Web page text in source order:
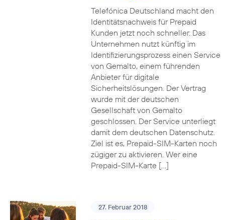
Telefónica Deutschland macht den
Identitätsnachweis für Prepaid
Kunden jetzt noch schneller. Das
Unternehmen nutzt künftig im
Identifizierungsprozess einen Service
von Gemalto, einem führenden
Anbieter für digitale
Sicherheitslösungen. Der Vertrag
wurde mit der deutschen
Gesellschaft von Gemalto
geschlossen. Der Service unterliegt
damit dem deutschen Datenschutz.
Ziel ist es, Prepaid-SIM-Karten noch
zügiger zu aktivieren. Wer eine
Prepaid-SIM-Karte […]
27. Februar 2018